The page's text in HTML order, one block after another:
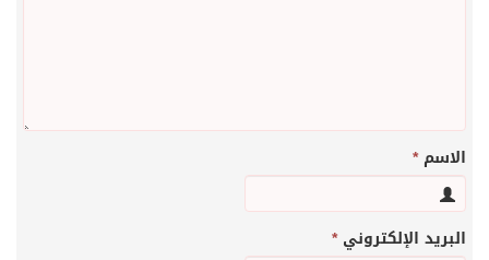
الاسم*
البريد الإلكتروني*